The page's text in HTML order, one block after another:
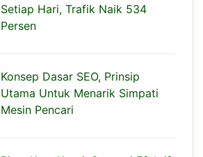
Setiap Hari, Trafik Naik 534
Persen
Konsep Dasar SEO, Prinsip
Utama Untuk Menarik Simpati
Mesin Pencari